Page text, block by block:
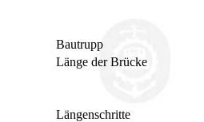
Bautrupp
Länge der Brücke
Längenschritte